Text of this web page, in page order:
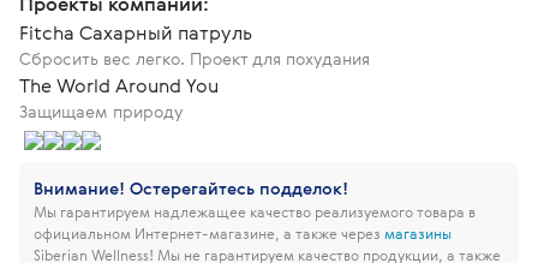
Fitcha Сахарный патруль
Сбросить вес легко. Проект для похудания
The World Around You
Защищаем природу
Внимание! Остерегайтесь подделок!
Мы гарантируем надлежащее качество реализуемого товара в
официальном Интернет-магазине, а также через магазины
Siberian Wellness! Мы не гарантируем качество продукции, а также